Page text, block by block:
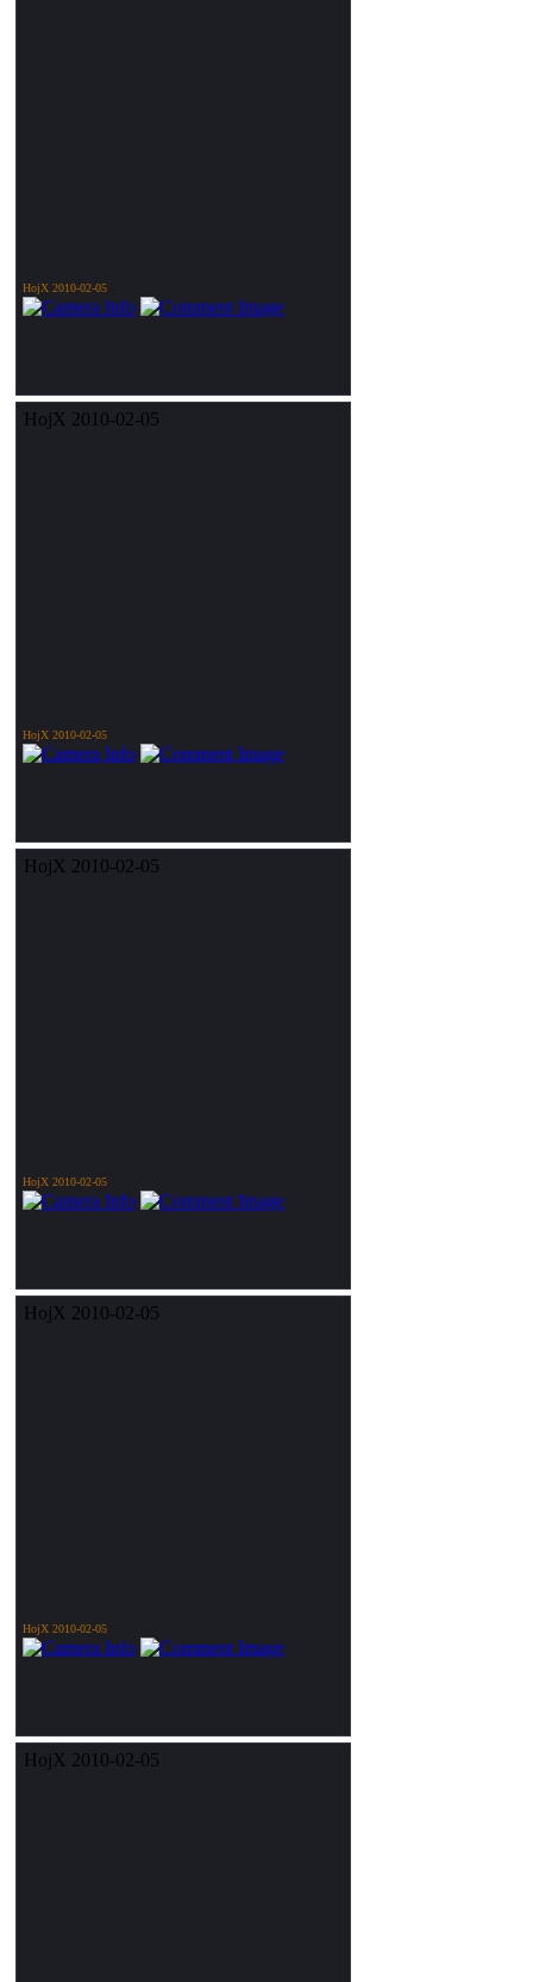
HojX 2010-02-05
HojX 2010-02-05
HojX 2010-02-05
HojX 2010-02-05
HojX 2010-02-05
HojX 2010-02-05
HojX 2010-02-05
HojX 2010-02-05